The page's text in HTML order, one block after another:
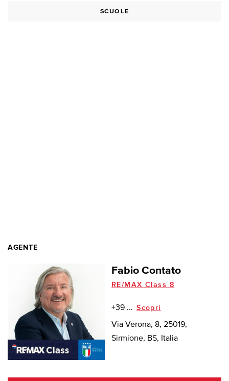
SCUOLE
AGENTE
Fabio Contato
RE/MAX Class 8
+39 ... Scopri
Via Verona, 8, 25019,
Sirmione, BS, Italia